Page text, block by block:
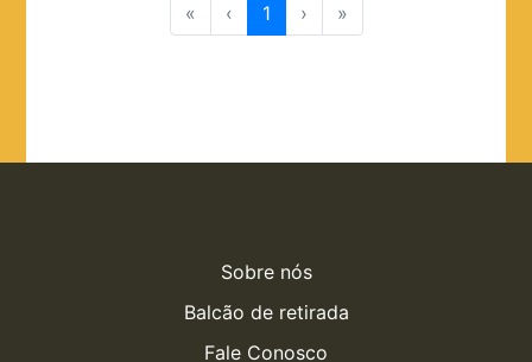
« ‹ 1 › »
Sobre nós
Balcão de retirada
Fale Conosco